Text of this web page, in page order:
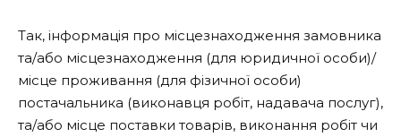
Так, інформація про місцезнаходження замовника
та/або місцезнаходження (для юридичної особи)/
місце проживання (для фізичної особи)
постачальника (виконавця робіт, надавача послуг),
та/або місце поставки товарів, виконання робіт чи